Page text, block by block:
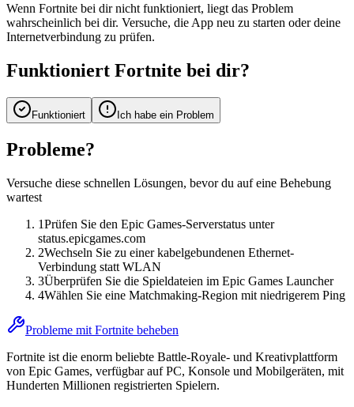
Wenn Fortnite bei dir nicht funktioniert, liegt das Problem
wahrscheinlich bei dir. Versuche, die App neu zu starten oder deine
Internetverbindung zu prüfen.
Funktioniert Fortnite bei dir?
Funktioniert Ich habe ein Problem
Probleme?
Versuche diese schnellen Lösungen, bevor du auf eine Behebung
wartest
1Prüfen Sie den Epic Games-Serverstatus unter
status.epicgames.com
2Wechseln Sie zu einer kabelgebundenen Ethernet-
Verbindung statt WLAN
3Überprüfen Sie die Spieldateien im Epic Games Launcher
4Wählen Sie eine Matchmaking-Region mit niedrigerem Ping
Probleme mit Fortnite beheben
Fortnite ist die enorm beliebte Battle-Royale- und Kreativplattform
von Epic Games, verfügbar auf PC, Konsole und Mobilgeräten, mit
Hunderten Millionen registrierten Spielern.